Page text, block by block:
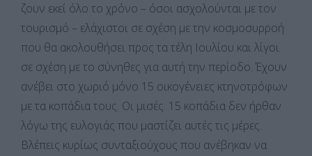
ζουν εκεί όλο το χρόνο – όσοι ασχολούνται με τον
τουρισμό – ελάχιστοι σε σχέση με την κοσμοσυρροή
που θα ακολουθήσει προς τα τέλη Ιουλίου και λίγοι
σε σχέση με το σύνηθες για αυτή την περίοδο. Έχουν
ανέβει στο χωριό μόνο 15 οικογένειες κτηνοτρόφων
με τα κοπάδια τους. Οι μισές. 15 κοπάδια δεν ήρθαν
λόγω της ευλογιάς που μαστίζει αυτές τις μέρες.
Βλέπεις κυρίως συνταξιούχους που ανέβηκαν να